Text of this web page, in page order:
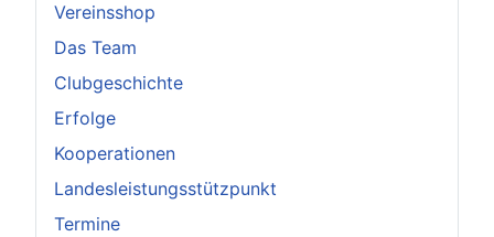
Vereinsshop
Das Team
Clubgeschichte
Erfolge
Kooperationen
Landesleistungsstützpunkt
Termine